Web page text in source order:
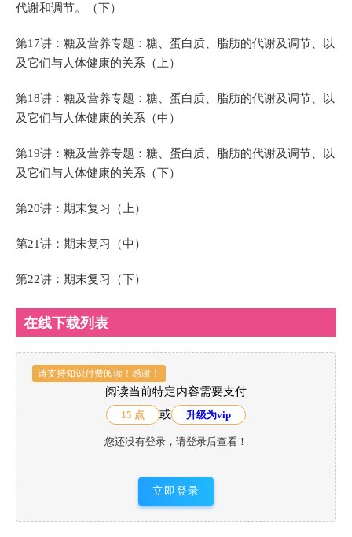
代谢和调节。（下）
第17讲：糖及营养专题：糖、蛋白质、脂肪的代谢及调节、以
及它们与人体健康的关系（上）
第18讲：糖及营养专题：糖、蛋白质、脂肪的代谢及调节、以
及它们与人体健康的关系（中）
第19讲：糖及营养专题：糖、蛋白质、脂肪的代谢及调节、以
及它们与人体健康的关系（下）
第20讲：期末复习（上）
第21讲：期末复习（中）
第22讲：期末复习（下）
在线下载列表
请支持知识付费阅读！感谢！
阅读当前特定内容需要支付
15 点 或 升级为vip
您还没有登录，请登录后查看！
立即登录